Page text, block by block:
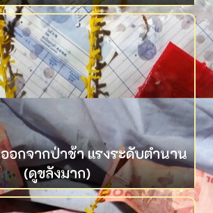
อกจากป่าช้า แรงระดับตำนาน
(ดูขลังมาก)